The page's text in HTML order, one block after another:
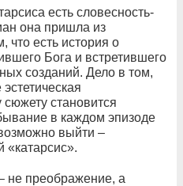
есть словесность-
она пришла из
что есть история о
Бога и встретившего
созданий. Дело в том,
сюжету становится
в каждом эпизоде
выйти –
«катарсис».
не преображение, а